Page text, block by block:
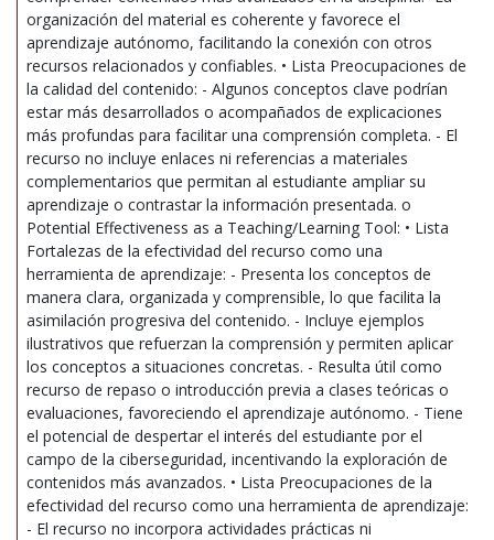
organización del material es coherente y favorece el
aprendizaje autónomo, facilitando la conexión con otros
recursos relacionados y confiables. • Lista Preocupaciones de
la calidad del contenido: - Algunos conceptos clave podrían
estar más desarrollados o acompañados de explicaciones
más profundas para facilitar una comprensión completa. - El
recurso no incluye enlaces ni referencias a materiales
complementarios que permitan al estudiante ampliar su
aprendizaje o contrastar la información presentada. o
Potential Effectiveness as a Teaching/Learning Tool: • Lista
Fortalezas de la efectividad del recurso como una
herramienta de aprendizaje: - Presenta los conceptos de
manera clara, organizada y comprensible, lo que facilita la
asimilación progresiva del contenido. - Incluye ejemplos
ilustrativos que refuerzan la comprensión y permiten aplicar
los conceptos a situaciones concretas. - Resulta útil como
recurso de repaso o introducción previa a clases teóricas o
evaluaciones, favoreciendo el aprendizaje autónomo. - Tiene
el potencial de despertar el interés del estudiante por el
campo de la ciberseguridad, incentivando la exploración de
contenidos más avanzados. • Lista Preocupaciones de la
efectividad del recurso como una herramienta de aprendizaje:
- El recurso no incorpora actividades prácticas ni